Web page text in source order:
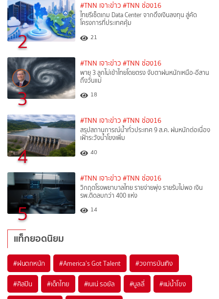
2
#TNN เจาะข่าว #TNN ช่อง16
ไทยรีเซ็ตเกม Data Center จากดึงเงินลงทุน สู่คัด
โครงการที่ประเทศคุ้ม
21
3
#TNN เจาะข่าว #TNN ช่อง16
พายุ 3 ลูกไม่เข้าไทยโดยตรง จับตาฝนหนักเหนือ-อีสาน
ถึงวันแม่
18
4
#TNN เจาะข่าว #TNN ช่อง16
สรุปสถานการณ์น้ำทั่วประเทศ 9 ส.ค. ฝนหนักต่อเนื่อง
เฝ้าระวังน้ำโขงเพิ่ม
40
5
#TNN เจาะข่าว #TNN ช่อง16
วิกฤตโรงพยาบาลไทย รายจ่ายพุ่ง รายรับไม่พอ เงิน
รพ.ติดลบกว่า 400 แห่ง
14
แท็กยอดนิยม
#ฝนตกหนัก #America's Got Talent #วงการบันเทิง
#ศิลปิน #เด็กไทย #เนเน่ รอยัล #บูลลี่ #แม่น้ำโขง